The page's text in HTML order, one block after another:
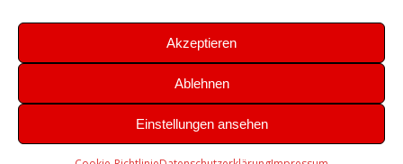
Akzeptieren
Ablehnen
Einstellungen ansehen
Theme